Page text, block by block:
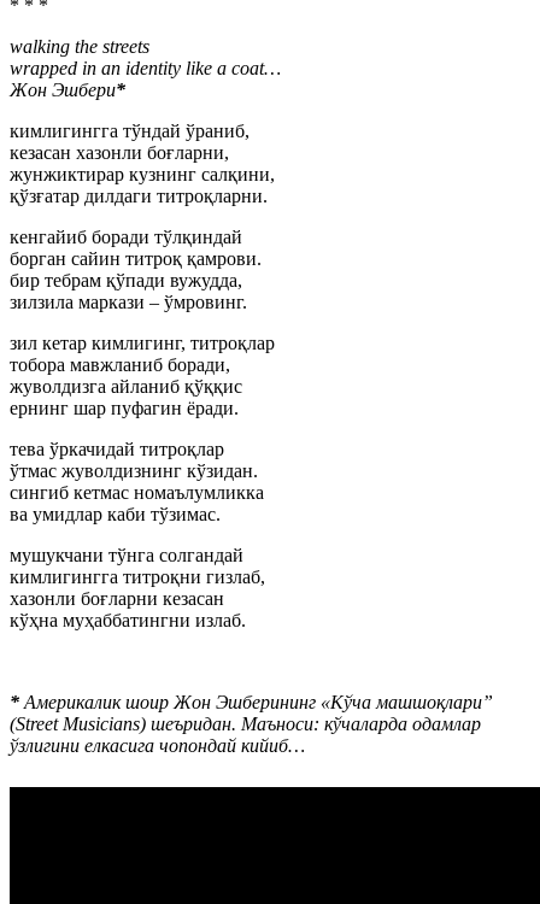
* * *
walking the streets
wrapped in an identity like a coat…
Жон Эшбери*
кимлигингга тўндай ўраниб,
кезасан хазонли боғларни,
жунжиктирар кузнинг салқини,
қўзғатар дилдаги титроқларни.
кенгайиб боради тўлқиндай
борган сайин титроқ қамрови.
бир тебрам қўпади вужудда,
зилзила маркази – ўмровинг.
зил кетар кимлигинг, титроқлар
тобора мавжланиб боради,
жуволдизга айланиб қўққис
ернинг шар пуфагин ёради.
тева ўркачидай титроқлар
ўтмас жуволдизнинг кўзидан.
сингиб кетмас номаълумликка
ва умидлар каби тўзимас.
мушукчани тўнга солгандай
кимлигингга титроқни гизлаб,
хазонли боғларни кезасан
кўҳна муҳаббатингни излаб.
* Америкалик шоир Жон Эшберининг «Кўча машшоқлари”
(Street Musicians) шеъридан. Маъноси: кўчаларда одамлар
ўзлигини елкасига чопондай кийиб…